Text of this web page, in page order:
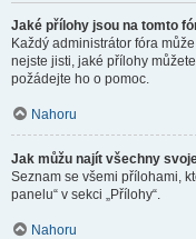
Jaké přílohy jsou na tomto
Každý administrátor fóra
nejste jisti, jaké přílohy
požádejte ho o pomoc.
Nahoru
Jak můžu najít všechny
Seznam se všemi přílohami,
panelu“ v sekci „Přílohy“.
Nahoru